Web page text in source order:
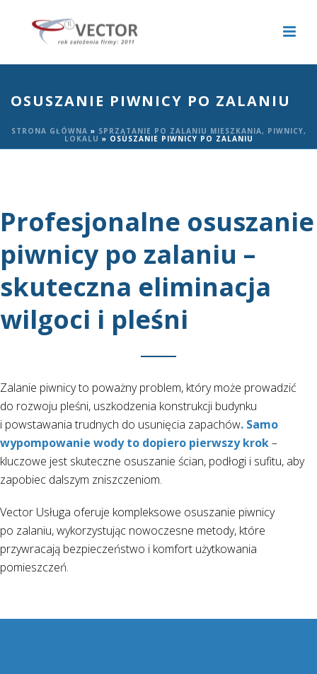
OSUSZANIE PIWNICY PO ZALANIU
STRONA GŁÓWNA » SPRZĄTANIE PO ZALANIU MIESZKANIA, PIWNICY,
LOKALU » OSUSZANIE PIWNICY PO ZALANIU
Profesjonalne osuszanie
piwnicy po zalaniu –
skuteczna eliminacja
wilgoci i pleśni
Zalanie piwnicy to poważny problem, który może prowadzić
do rozwoju pleśni, uszkodzenia konstrukcji budynku
i powstawania trudnych do usunięcia zapachów. Samo
wypompowanie wody to dopiero pierwszy krok–
kluczowe jest skuteczne osuszanie ścian, podłogi i sufitu, aby
zapobiec dalszym zniszczeniom.
Vector Usługa oferuje kompleksowe osuszanie piwnicy
po zalaniu, wykorzystując nowoczesne metody, które
przywracają bezpieczeństwo i komfort użytkowania
pomieszczeń.